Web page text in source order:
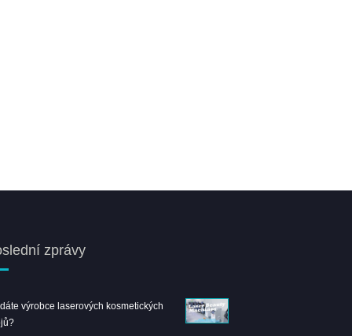
zprávy
výrobce laserových kosmetických